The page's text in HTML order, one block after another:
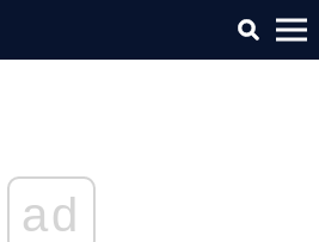
ad